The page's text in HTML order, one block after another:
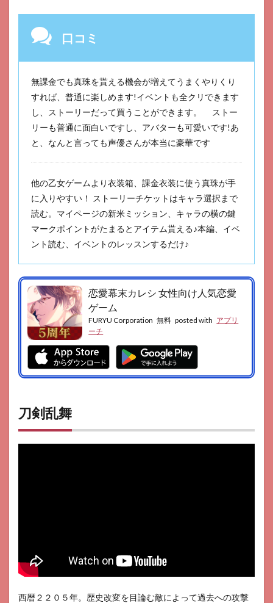
口コミ
無課金でも真珠を貰える機会が増えてうまくやりくり
すれば、普通に楽しめます!イベントも全クリできます
し、ストーリーだって買うことができます。 ストー
リーも普通に面白いですし、アバターも可愛いです!あ
と、なんと言っても声優さんが本当に豪華です
他の乙女ゲームより衣装箱、課金衣装に使う真珠が手
に入りやすい！ ストーリーチケットはキャラ選択まで
読む。マイページの新米ミッション、キャラの横の鍵
マークポイントがたまるとアイテム貰える♪本編、イベ
ント読む、イベントのレッスンするだけ♪
恋愛幕末カレシ 女性向け人気恋愛
ゲーム
FURYU Corporation 無料 posted with アプリ
ーチ
刀剣乱舞
西暦２２０５年。歴史改変を目論む敵によって過去への攻撃